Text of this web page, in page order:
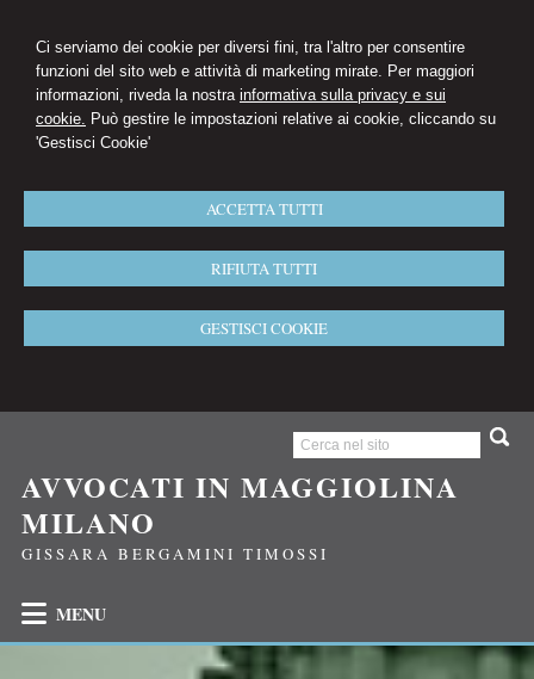
Ci serviamo dei cookie per diversi fini, tra l'altro per consentire
funzioni del sito web e attività di marketing mirate. Per maggiori
informazioni, riveda la nostra informativa sulla privacy e sui
cookie. Può gestire le impostazioni relative ai cookie, cliccando su
'Gestisci Cookie'
ACCETTA TUTTI
RIFIUTA TUTTI
GESTISCI COOKIE
AVVOCATI IN MAGGIOLINA
MILANO
GISSARA BERGAMINI TIMOSSI
MENU